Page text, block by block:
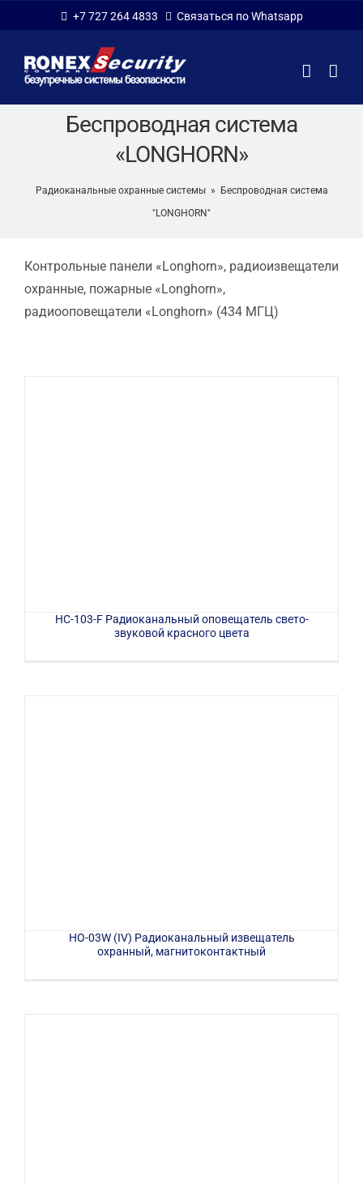
content
+7 727 264 4833 Связаться по Whatsapp
Беспроводная система
«LONGHORN»
Радиоканальные охранные системы»
Беспроводная система
"LONGHORN"
Контрольные панели «Longhorn», радиоизвещатели
охранные, пожарные «Longhorn»,
радиооповещатели «Longhorn» (434 МГЦ)
HC-103-F Радиоканальный оповещатель свето-
звуковой красного цвета
HO-03W (IV) Радиоканальный извещатель
охранный, магнитоконтактный